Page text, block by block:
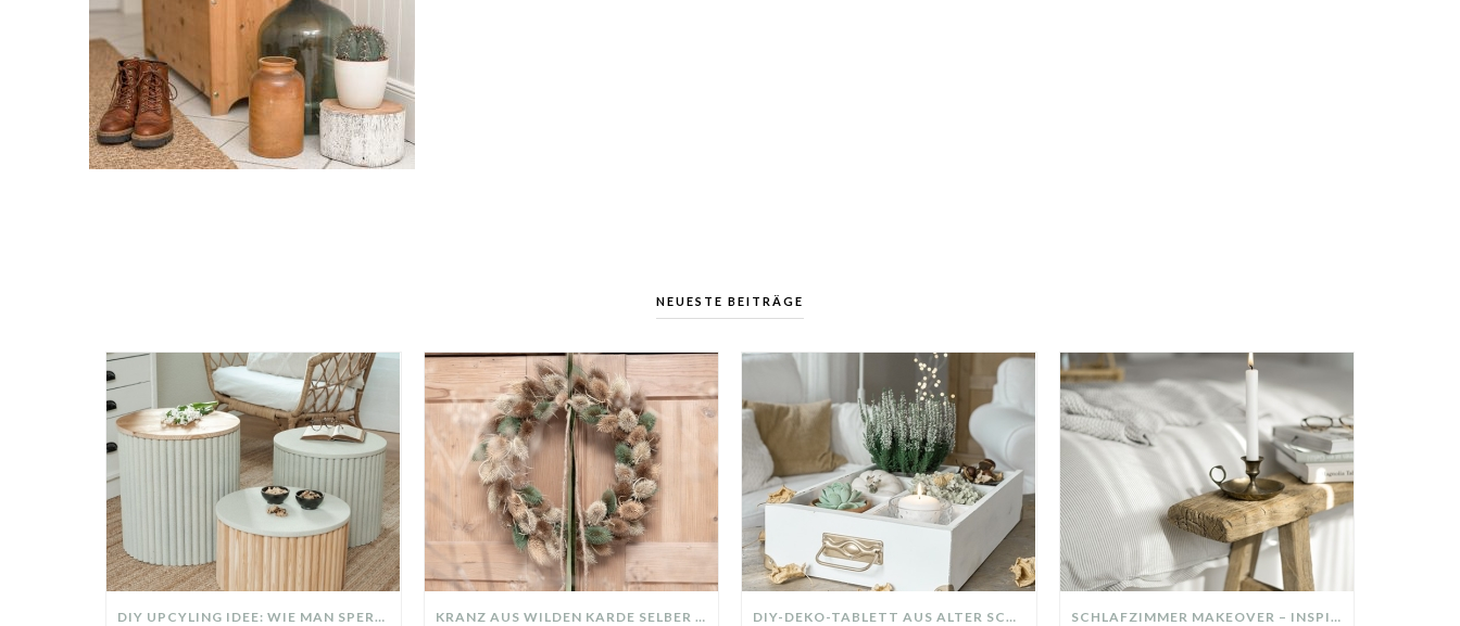
NEUESTE BEITRÄGE
DIY UPCYLING IDEE: WIE MAN SPERRMÜLL IN EIN DESIGNER TEIL VERWANDELT KRANZ AUS WILDEN KARDE SELBER MACHEN: HERBSTDEKO GANZ EINFACH DIY-DEKO-TABLETT AUS ALTER SCHUBLADE – NACHHALTIGE HERBSTDEKO SELBER MACHEN! SCHLAFZIMMER MAKEOVER – INSPIRATION FÜR DEIN SCHLAFZIMMER: AUS ALT MACH NEU – HELL, GEMÜTLICH UND EINLADEND